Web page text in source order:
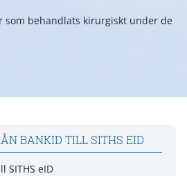
behandlats kirurgiskt under de
BANKID TILL SITHS EID
SITHS eID